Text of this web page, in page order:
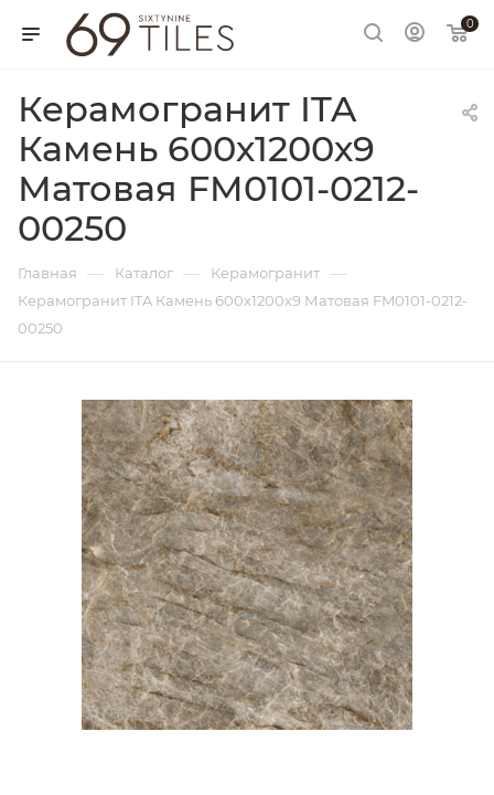
0
Керамогранит ITA
Камень 600х1200х9
Матовая FM0101-0212-
00250
Главная — Каталог — Керамогранит —
Керамогранит ITA Камень 600х1200х9 Матовая FM0101-0212-
00250